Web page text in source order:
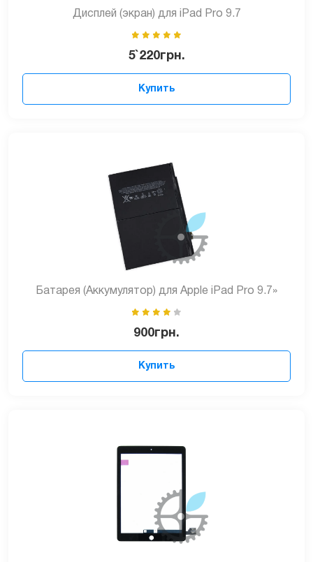
Дисплей (экран) для iPad Pro 9.7
5`220грн.
Купить
Батарея (Аккумулятор) для Apple iPad Pro 9.7»
900грн.
Купить